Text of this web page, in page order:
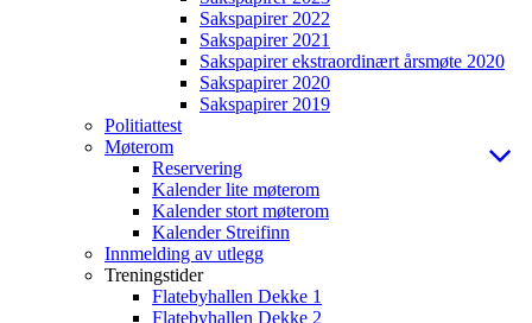
Sakspapirer 2022
Sakspapirer 2021
Sakspapirer ekstraordinært årsmøte 2020
Sakspapirer 2020
Sakspapirer 2019
Politiattest
Møterom
Reservering
Kalender lite møterom
Kalender stort møterom
Kalender Streifinn
Innmelding av utlegg
Treningstider
Flatebyhallen Dekke 1
Flatebyhallen Dekke 2